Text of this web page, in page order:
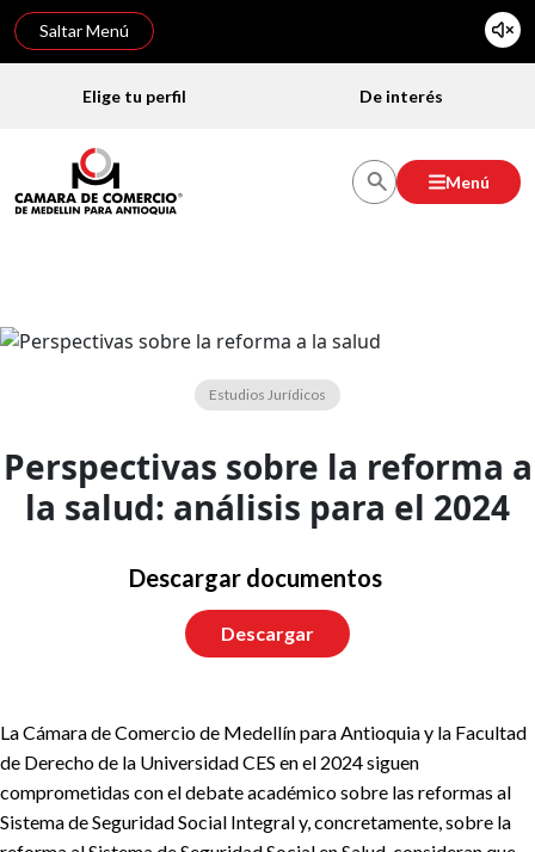
Saltar Menú
Elige tu perfil De interés
Menú
Estudios Jurídicos
Perspectivas sobre la reforma a
la salud: análisis para el 2024
Descargar documentos
Descargar
La Cámara de Comercio de Medellín para Antioquia y la Facultad
de Derecho de la Universidad CES en el 2024 siguen
comprometidas con el debate académico sobre las reformas al
Sistema de Seguridad Social Integral y, concretamente, sobre la